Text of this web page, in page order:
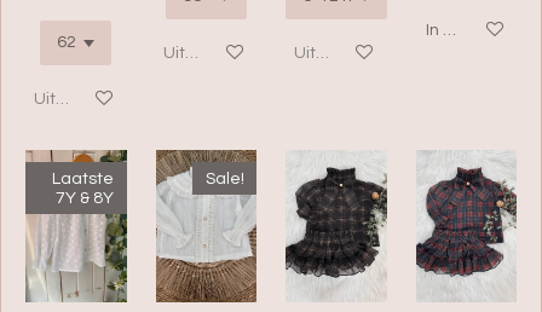
Uitverkocht
Uitverkocht Uitverkocht
In
Laatste
7Y & 8Y
Sale!